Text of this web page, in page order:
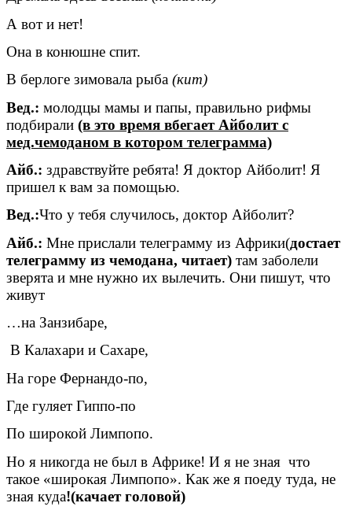
А вот и нет!
Она в конюшне спит.
В берлоге зимовала рыба (кит)
Вед.: молодцы мамы и папы, правильно рифмы
подбирали (в это время вбегает Айболит с
мед.чемоданом в котором телеграмма)
Айб.: здравствуйте ребята! Я доктор Айболит! Я
пришел к вам за помощью.
Вед.:Что у тебя случилось, доктор Айболит?
Айб.: Мне прислали телеграмму из Африки(достает
телеграмму из чемодана, читает) там заболели
зверята и мне нужно их вылечить. Они пишут, что
живут
…на Занзибаре,
В Калахари и Сахаре,
На горе Фернандо-по,
Где гуляет Гиппо-по
По широкой Лимпопо.
Но я никогда не был в Африке! И я не зная что
такое «широкая Лимпопо». Как же я поеду туда, не
зная куда!(качает головой)